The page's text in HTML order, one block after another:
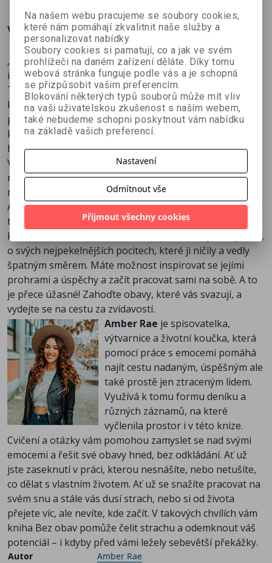
Více o knize
„Jediná kniha o seberozvoji, kterou byste si měli přečíst,
i když tenhle žánr nemáte rádi.“ – Bustle.
Tuto knihu napsala žena. Silná žena. Na tom, že tato
kniha vychází v češtině, mají zásluhu tři ženy:
překladatelka, redaktorka a šéfredaktorka (jazykové
korektury nepočítám, sorry, Vašku). Je to opravdu
hodně ženská kniha. Znamená to, že je jenom pro ženy?
Vůbec ne! Naopak. Je o tom, jak jít do hloubky, jak
rozpitvat své emoce a využít je ve svůj prospěch. S tím
mívají problém spíš muži, není to tak?
Ale ne, nejde o to, jestli jste žena, muž nebo cokoliv mezi
tím. Máte možnost nahlédnout do hloubi duše osoby,
která se rozhodla zcela otevřeně mluvit o svých chybách,
o svých nejpekelnějších pocitech, které ji ničily a vedly
špatným směrem. Máte možnost inspirovat se jejími
prohrami a úspěchy a začít pracovat sami na sobě. A to
je přece úžasné! Zahoďte obavy, které vás svazují, a
vydejte se na cestu za zvídavostí.
Amber Rae je spisovatelka,
výtvarnice a životní koučka, která
pomocí práce s emocemi pomáhá
najít cestu nadaným, úspěšným ale
také prostě jen ztraceným lidem.
Využívá k tomu formu deníku a
různých záznamů, na které
vyčlenila prostor i v této knize.
Cvičení a otázky vám pomohou zamyslet se nad svými
emocemi a řešit své obavy hned, bez odkládání. Ať už
jste zaseknutí v práci, kterou nesnášíte, nebo netušíte,
co dělat s vlastním životem. Ať už se snažíte pracovat na
svém snu a stále vás dusí strach, nebo si od života
přejete víc, ale nevíte, kde začít. V takových chvílích vám
kniha Bez obav pomůže čelit strachu a odemknout váš
potenciál – i kdyby před vámi ležely sebevětší překážky.
Autor
Amber Rae
Na našem webu pracujeme se soubory cookies,
které nám pomáhají zkvalitnit naše služby a
personalizovat nabídky.
Soubory cookies si pamatují, co a jak ve svém
prohlížeči na daném zařízení děláte. Díky tomu
webová stránka funguje podle vás a je schopná
se přizpůsobit vašim preferencím.
Blokování některých typů souborů může mít vliv
na vaši uživatelskou zkušenost s naším webem,
také nebudeme schopni poskytnout vám nabídku
na základě vašich preferencí.
Nastavení
Odmítnout vše
Přijmout všechny cookies